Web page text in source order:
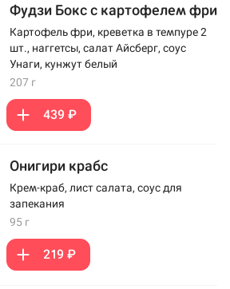
Фудзи Бокс с картофелем фри
Картофель фри, креветка в темпуре 2
шт., наггетсы, салат Айсберг, соус
Унаги, кунжут белый
207 г
439 ₽
Онигири крабс
Крем-краб, лист салата, соус для
запекания
95 г
219 ₽